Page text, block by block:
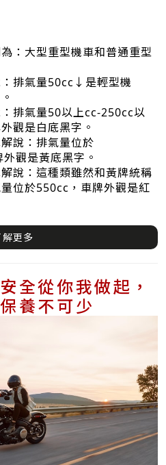
：大型重型機車和普通重型
排氣量50cc↓是輕型機
排氣量50以上cc-250cc以
觀是白底黑字。
說：排氣量位於
觀是黃底黑字。
說：這種類雖然和黃牌統稱
位於550cc，車牌外觀是紅
解更多
全從你我做起，
養不可少